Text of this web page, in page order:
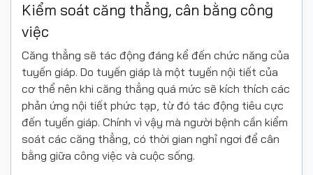
Kiểm soát căng thẳng, cân bằng công
việc
Căng thẳng sẽ tác động đáng kể đến chức năng của
tuyến giáp. Do tuyến giáp là một tuyến nội tiết của
cơ thể nên khi căng thẳng quá mức sẽ kích thích các
phản ứng nội tiết phức tạp, từ đó tác động tiêu cực
đến tuyến giáp. Chính vì vậy mà người bệnh cần kiểm
soát các căng thẳng, có thời gian nghỉ ngơi để cân
bằng giữa công việc và cuộc sống.